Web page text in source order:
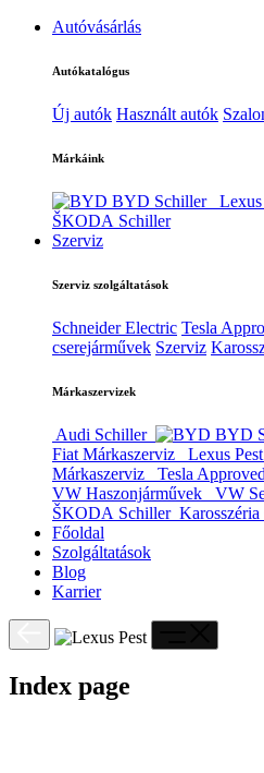
Autóvásárlás
Autókatalógus
Új autók Használt autók
Márkáink
BYD Schiller Lexus
ŠKODA Schiller
Szerviz
Szerviz szolgáltatások
Schneider Electric Tesla
cserejárművek Szerviz
Márkaszervizek
Audi Schiller BYD
Fiat Márkaszerviz
Lexus Pest
Márkaszerviz
Tesla
VW Haszonjárművek
VW
ŠKODA Schiller
Főoldal
Szolgáltatások
Blog
Karrier
Index page